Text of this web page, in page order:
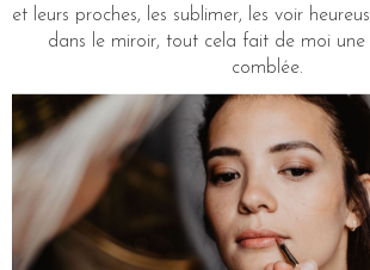
et leurs proches, les sublimer, les voir
dans le miroir, tout cela fait de moi une
comblée.